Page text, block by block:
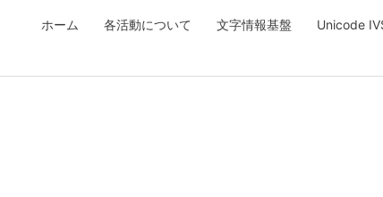
ホーム 各活動について 文字情報基盤 Unicode